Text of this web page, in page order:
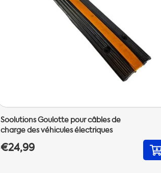
Soolutions Goulotte pour câbles de
charge des véhicules électriques
€24,99